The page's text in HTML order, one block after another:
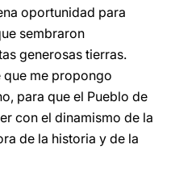
oportunidad para
sembraron
generosas tierras.
que me propongo
para que el Pueblo de
con el dinamismo de la
de la historia y de la